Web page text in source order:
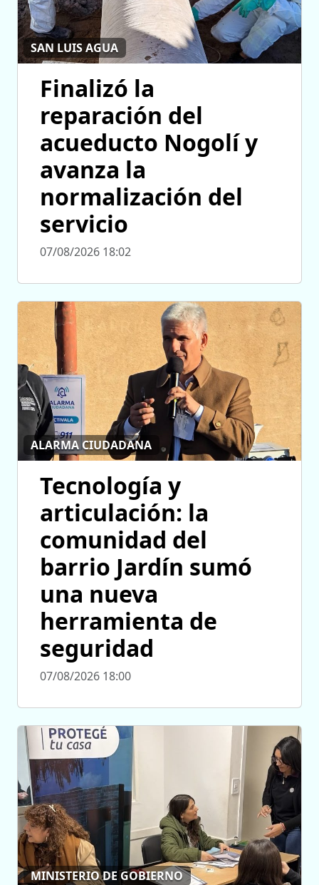
SAN LUIS AGUA
Finalizó la
reparación del
acueducto Nogolí y
avanza la
normalización del
servicio
07/08/2026 18:02
ALARMA CIUDADANA
Tecnología y
articulación: la
comunidad del
barrio Jardín sumó
una nueva
herramienta de
seguridad
07/08/2026 18:00
MINISTERIO DE GOBIERNO